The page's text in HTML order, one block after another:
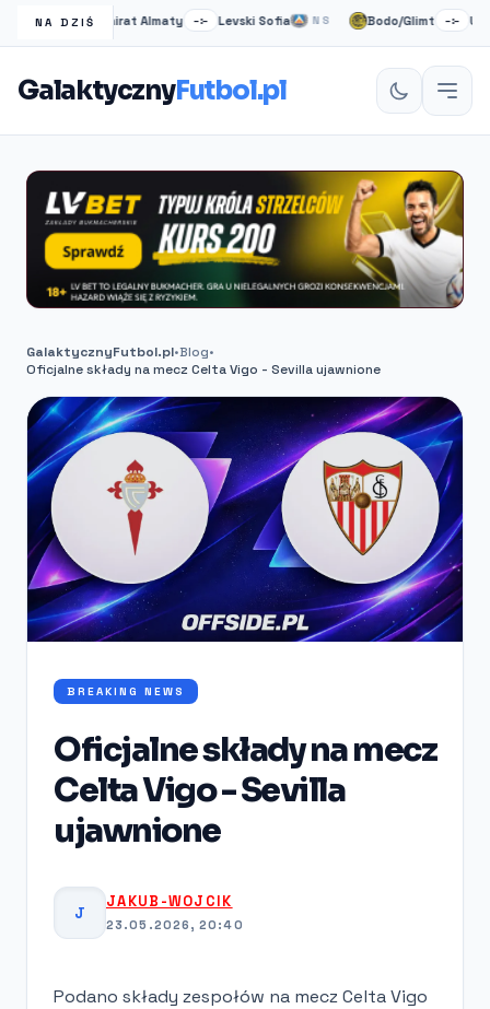
NA DZIŚ
NS Kairat Almaty –:– Levski Sofia NS Bodo/Glimt –:– Union
GalaktycznyFutbol.pl
GalaktycznyFutbol.pl•Blog•
Oficjalne składy na mecz Celta Vigo - Sevilla ujawnione
BREAKING NEWS
Oficjalne składy na mecz
Celta Vigo - Sevilla
ujawnione
J
JAKUB-WOJCIK
23.05.2026, 20:40
Podano składy zespołów na mecz Celta Vigo